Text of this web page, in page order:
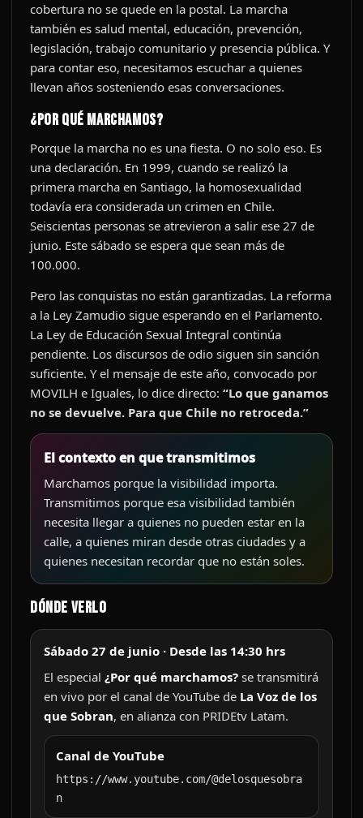
cobertura no se quede en la postal. La marcha
también es salud mental, educación, prevención,
legislación, trabajo comunitario y presencia pública. Y
para contar eso, necesitamos escuchar a quienes
llevan años sosteniendo esas conversaciones.
¿Por qué marchamos?
Porque la marcha no es una fiesta. O no solo eso. Es
una declaración. En 1999, cuando se realizó la
primera marcha en Santiago, la homosexualidad
todavía era considerada un crimen en Chile.
Seiscientas personas se atrevieron a salir ese 27 de
junio. Este sábado se espera que sean más de
100.000.
Pero las conquistas no están garantizadas. La reforma
a la Ley Zamudio sigue esperando en el Parlamento.
La Ley de Educación Sexual Integral continúa
pendiente. Los discursos de odio siguen sin sanción
suficiente. Y el mensaje de este año, convocado por
MOVILH e Iguales, lo dice directo: “Lo que ganamos
no se devuelve. Para que Chile no retroceda.”
El contexto en que transmitimos
Marchamos porque la visibilidad importa.
Transmitimos porque esa visibilidad también
necesita llegar a quienes no pueden estar en la
calle, a quienes miran desde otras ciudades y a
quienes necesitan recordar que no están soles.
Dónde verlo
Sábado 27 de junio · Desde las 14:30 hrs
El especial ¿Por qué marchamos? se transmitirá
en vivo por el canal de YouTube de La Voz de los
que Sobran, en alianza con PRIDEtv Latam.
Canal de YouTube
https://www.youtube.com/@delosquesobra
n